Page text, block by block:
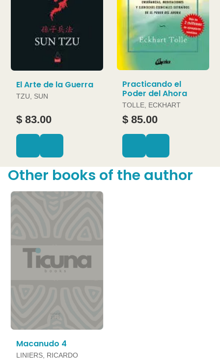
El Arte de la Guerra
TZU, SUN
$ 83.00
Practicando el
Poder del Ahora
TOLLE, ECKHART
$ 85.00
Other books of the author
Macanudo 4
LINIERS, RICARDO